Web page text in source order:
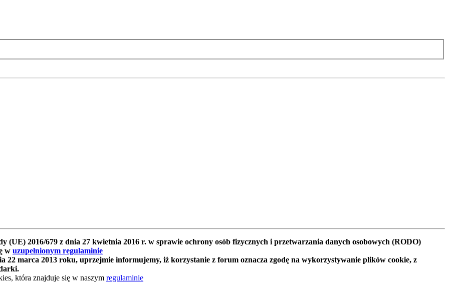
(UE) 2016/679 z dnia 27 kwietnia 2016 r. w sprawie ochrony osób fizycznych i przetwarzania danych osobowych (RODO)
w uzupełnionym regulaminie
marca 2013 roku, uprzejmie informujemy, iż korzystanie z forum oznacza zgodę na wykorzystywanie plików cookie, z
która znajduje się w naszym regulaminie